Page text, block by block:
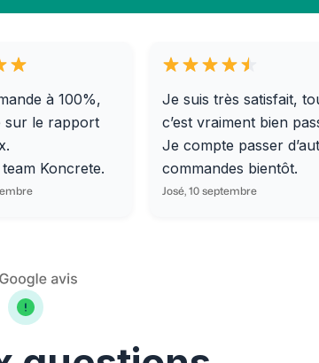
à 100%,
sur le rapport
Koncrete.
Je suis très satisfait,
c’est vraiment bien
Je compte passer
commandes bientôt.
José, 10 septembre